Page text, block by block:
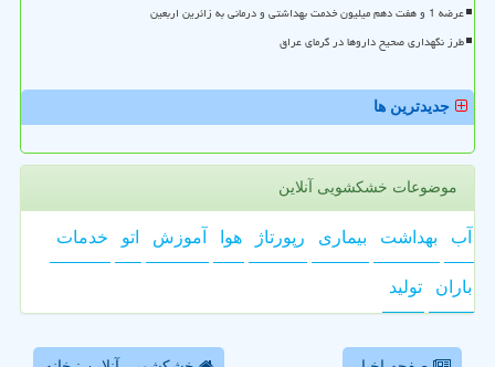
عرضه 1 و هفت دهم میلیون خدمت بهداشتی و درمانی به زائرین اربعین
طرز نگهداری صحیح داروها در گرمای عراق
جدیدترین ها
موضوعات خشکشویی آنلاین
آب بهداشت بیماری رپورتاژ هوا آموزش اتو خدمات
باران تولید